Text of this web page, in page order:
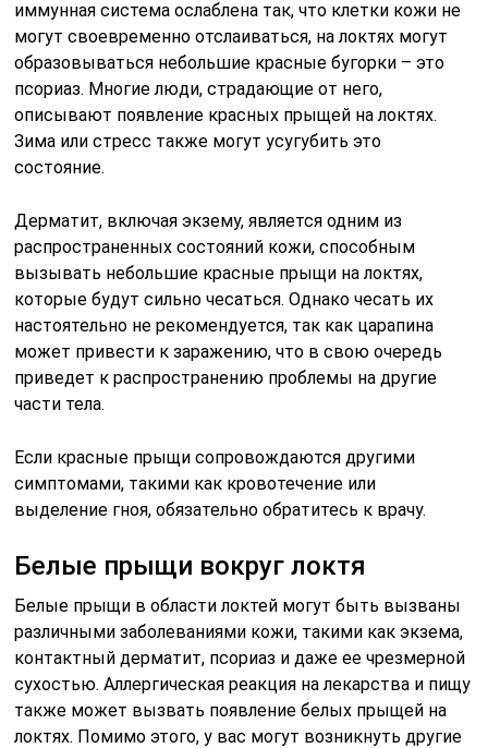
иммунная система ослаблена так, что клетки кожи не
могут своевременно отслаиваться, на локтях могут
образовываться небольшие красные бугорки – это
псориаз. Многие люди, страдающие от него,
описывают появление красных прыщей на локтях.
Зима или стресс также могут усугубить это
состояние.
Дерматит, включая экзему, является одним из
распространенных состояний кожи, способным
вызывать небольшие красные прыщи на локтях,
которые будут сильно чесаться. Однако чесать их
настоятельно не рекомендуется, так как царапина
может привести к заражению, что в свою очередь
приведет к распространению проблемы на другие
части тела.
Если красные прыщи сопровождаются другими
симптомами, такими как кровотечение или
выделение гноя, обязательно обратитесь к врачу.
Белые прыщи вокруг локтя
Белые прыщи в области локтей могут быть вызваны
различными заболеваниями кожи, такими как экзема,
контактный дерматит, псориаз и даже ее чрезмерной
сухостью. Аллергическая реакция на лекарства и пищу
также может вызвать появление белых прыщей на
локтях. Помимо этого, у вас могут возникнуть другие